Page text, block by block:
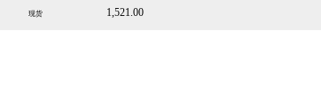
现货 1,521.00